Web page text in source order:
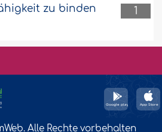
1
zu binden
Alle Rechte vorbehalten